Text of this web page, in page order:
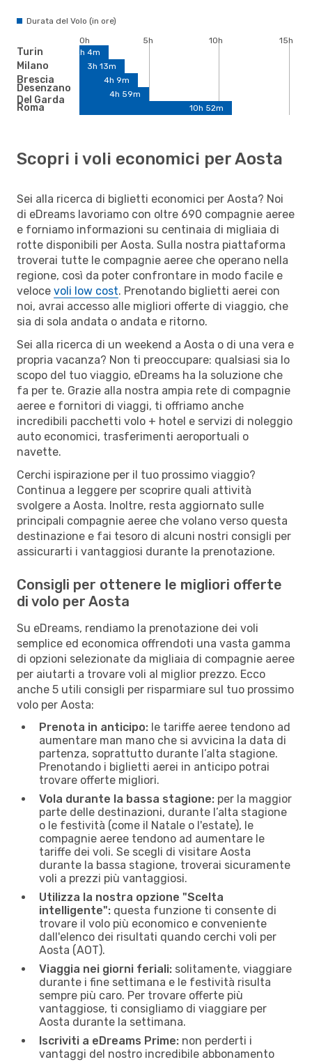
Durata del Volo (in ore)
Turin
Milano
Brescia
Desenzano
Del Garda
Roma
0h 5h 10h
15h
2h 4m
3h 13m
4h 9m
4h 59m
10h 52m
Scopri i voli economici per Aosta
Sei alla ricerca di biglietti economici per Aosta? Noi
di eDreams lavoriamo con oltre 690 compagnie aeree
e forniamo informazioni su centinaia di migliaia di
rotte disponibili per Aosta. Sulla nostra piattaforma
troverai tutte le compagnie aeree che operano nella
regione, così da poter confrontare in modo facile e
veloce voli low cost. Prenotando biglietti aerei con
noi, avrai accesso alle migliori offerte di viaggio, che
sia di sola andata o andata e ritorno.
Sei alla ricerca di un weekend a Aosta o di una vera e
propria vacanza? Non ti preoccupare: qualsiasi sia lo
scopo del tuo viaggio, eDreams ha la soluzione che
fa per te. Grazie alla nostra ampia rete di compagnie
aeree e fornitori di viaggi, ti offriamo anche
incredibili pacchetti volo + hotel e servizi di noleggio
auto economici, trasferimenti aeroportuali o
navette.
Cerchi ispirazione per il tuo prossimo viaggio?
Continua a leggere per scoprire quali attività
svolgere a Aosta. Inoltre, resta aggiornato sulle
principali compagnie aeree che volano verso questa
destinazione e fai tesoro di alcuni nostri consigli per
assicurarti i vantaggiosi durante la prenotazione.
Consigli per ottenere le migliori offerte
di volo per Aosta
Su eDreams, rendiamo la prenotazione dei voli
semplice ed economica offrendoti una vasta gamma
di opzioni selezionate da migliaia di compagnie aeree
per aiutarti a trovare voli al miglior prezzo. Ecco
anche 5 utili consigli per risparmiare sul tuo prossimo
volo per Aosta:
Prenota in anticipo: le tariffe aeree tendono ad
aumentare man mano che si avvicina la data di
partenza, soprattutto durante l’alta stagione.
Prenotando i biglietti aerei in anticipo potrai
trovare offerte migliori.
Vola durante la bassa stagione: per la maggior
parte delle destinazioni, durante l’alta stagione
o le festività (come il Natale o l'estate), le
compagnie aeree tendono ad aumentare le
tariffe dei voli. Se scegli di visitare Aosta
durante la bassa stagione, troverai sicuramente
voli a prezzi più vantaggiosi.
Utilizza la nostra opzione "Scelta
intelligente": questa funzione ti consente di
trovare il volo più economico e conveniente
dall'elenco dei risultati quando cerchi voli per
Aosta (AOT).
Viaggia nei giorni feriali: solitamente, viaggiare
durante i fine settimana e le festività risulta
sempre più caro. Per trovare offerte più
vantaggiose, ti consigliamo di viaggiare per
Aosta durante la settimana.
Iscriviti a eDreams Prime: non perderti i
vantaggi del nostro incredibile abbonamento